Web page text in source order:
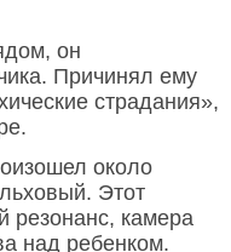
он
Причинял ему
страдания»,
около
Этот
резонанс, камера
над ребенком.